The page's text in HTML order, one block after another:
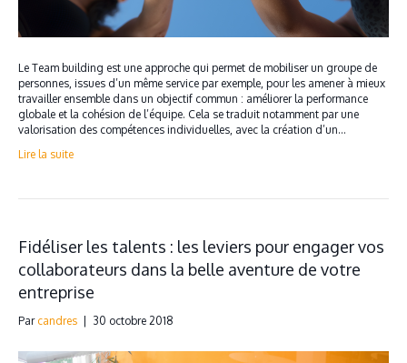
Le Team building est une approche qui permet de mobiliser un groupe de
personnes, issues d’un même service par exemple, pour les amener à mieux
travailler ensemble dans un objectif commun : améliorer la performance
globale et la cohésion de l’équipe. Cela se traduit notamment par une
valorisation des compétences individuelles, avec la création d’un…
Lire la suite
Fidéliser les talents : les leviers pour engager vos
collaborateurs dans la belle aventure de votre
entreprise
Par candres 30 octobre 2018